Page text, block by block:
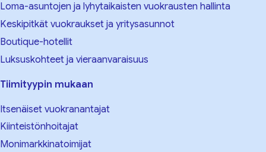
Loma-asuntojen ja lyhytaikaisten vuokrausten hallinta
Keskipitkät vuokraukset ja yritysasunnot
Boutique-hotellit
Luksuskohteet ja vieraanvaraisuus
Tiimityypin mukaan
Itsenäiset vuokranantajat
Kiinteistönhoitajat
Monimarkkinatoimijat